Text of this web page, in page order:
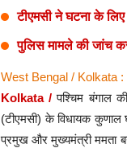
टीएमसी ने घटना के लिए
पुलिस मामले की जांच कर
West Bengal / Kolkata :
Kolkata /पश्चिम बंगाल
(टीएमसी) के विधायक कुणाल
प्रमुख और मुख्यमंत्री ममता